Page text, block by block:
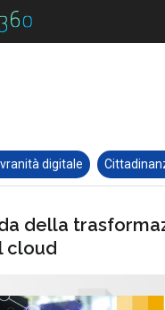
digitale
della
cloud